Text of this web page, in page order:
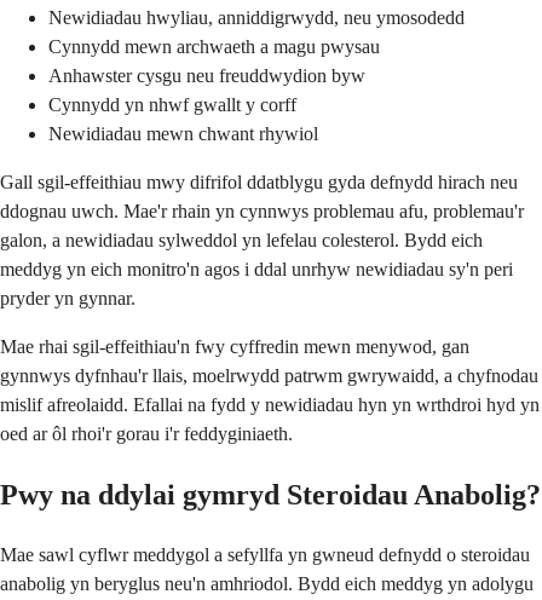
Newidiadau hwyliau, anniddigrwydd, neu ymosodedd
Cynnydd mewn archwaeth a magu pwysau
Anhawster cysgu neu freuddwydion byw
Cynnydd yn nhwf gwallt y corff
Newidiadau mewn chwant rhywiol
Gall sgil-effeithiau mwy difrifol ddatblygu gyda defnydd hirach neu
ddognau uwch. Mae'r rhain yn cynnwys problemau afu, problemau'r
galon, a newidiadau sylweddol yn lefelau colesterol. Bydd eich
meddyg yn eich monitro'n agos i ddal unrhyw newidiadau sy'n peri
pryder yn gynnar.
Mae rhai sgil-effeithiau'n fwy cyffredin mewn menywod, gan
gynnwys dyfnhau'r llais, moelrwydd patrwm gwrywaidd, a chyfnodau
mislif afreolaidd. Efallai na fydd y newidiadau hyn yn wrthdroi hyd yn
oed ar ôl rhoi'r gorau i'r feddyginiaeth.
Pwy na ddylai gymryd Steroidau Anabolig?
Mae sawl cyflwr meddygol a sefyllfa yn gwneud defnydd o steroidau
anabolig yn beryglus neu'n amhriodol. Bydd eich meddyg yn adolygu